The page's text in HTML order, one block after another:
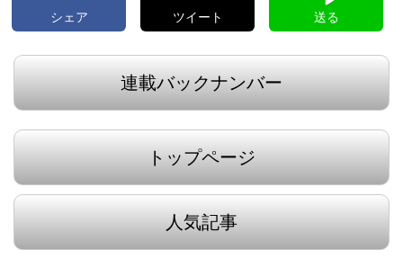
シェア ツイート 送る
連載バックナンバー
トップページ
人気記事